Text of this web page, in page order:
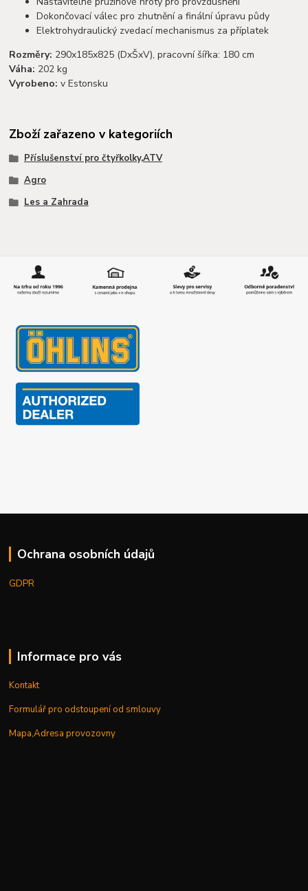
Dokončovací válec pro zhutnění a finální úpravu půdy
Elektrohydraulický zvedací mechanismus za příplatek
Rozměry: 290x185x825 (DxŠxV), pracovní šířka: 180 cm
Váha: 202 kg
Vyrobeno: v Estonsku
Zboží zařazeno v kategoriích
Příslušenství pro čtyřkolky,ATV
Agro
Les a Zahrada
Ochrana osobních údajů
GDPR
Informace pro vás
Kontakt
Formulář pro odstoupení od smlouvy
Mapa,Adresa provozovny